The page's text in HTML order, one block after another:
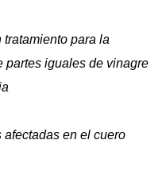
para la
partes iguales de vinagre
en el cuero